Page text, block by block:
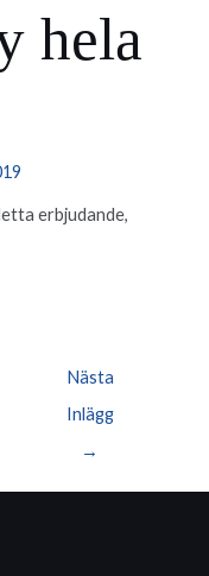
hela
erbjudande,
Nästa
Inlägg
→